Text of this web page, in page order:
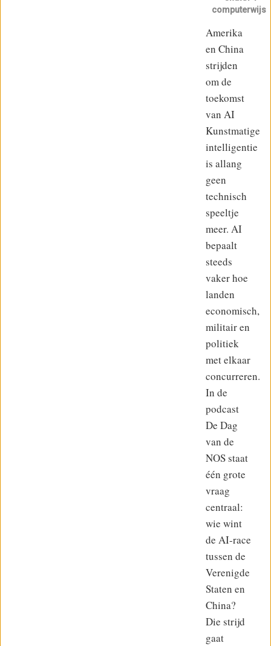
computerwijs
Amerika
en China
strijden
om de
toekomst
van AI
Kunstmatige
intelligentie
is allang
geen
technisch
speeltje
meer. AI
bepaalt
steeds
vaker hoe
landen
economisch,
militair en
politiek
met elkaar
concurreren.
In de
podcast
De Dag
van de
NOS staat
één grote
vraag
centraal:
wie wint
de AI-race
tussen de
Verenigde
Staten en
China?
Die strijd
gaat